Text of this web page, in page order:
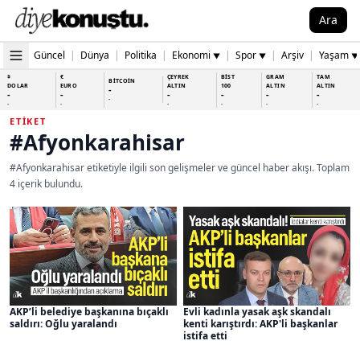
Ara
Güncel | Dünya | Politika | Ekonomi ▼ | Spor ▼ | Arşiv | Yaşam ▼
$
DOLAR
-
-
€
EURO
-
-
BİTCOİN
-
-
ÇEYREK
ALTIN
-
-
BİST
100
-
-
GRAM
ALTIN
-
-
TAM
ALTIN
-
-
ETIKET
#Afyonkarahisar
#Afyonkarahisar etiketiyle ilgili son gelişmeler ve güncel haber akışı. Toplam
4 içerik bulundu.
AKP’li belediye başkanına bıçaklı
saldırı: Oğlu yaralandı
Evli kadınla yasak aşk skandalı
kenti karıştırdı: AKP'li başkanlar
istifa etti